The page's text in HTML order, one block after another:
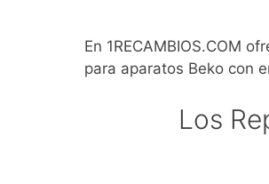
En 1RECAMBIOS.COM
para aparatos Beko con
Los